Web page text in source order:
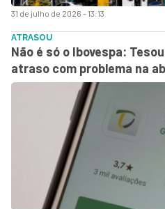
31 de julho de 2026 - 13:13
ATRASOU
Não é só o Ibovespa:
atraso com problema na